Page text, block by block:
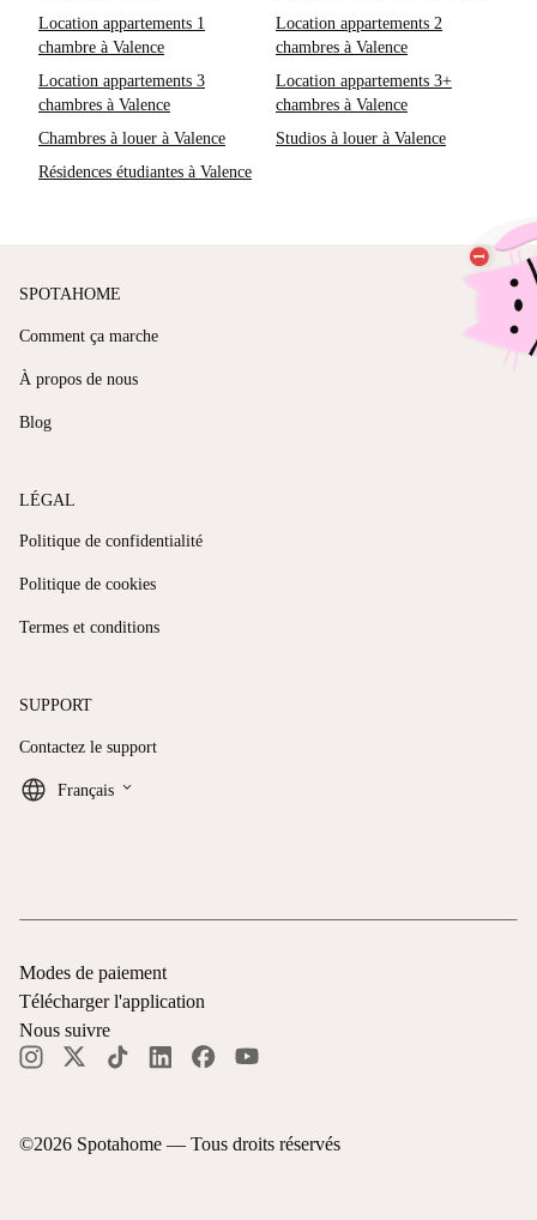
Location appartements 1
chambre à Valence
Location appartements 2
chambres à Valence
Location appartements 3
chambres à Valence
Location appartements 3+
chambres à Valence
Chambres à louer à Valence
Studios à louer à Valence
Résidences étudiantes à Valence
SPOTAHOME
Comment ça marche
À propos de nous
Blog
LÉGAL
Politique de confidentialité
Politique de cookies
Termes et conditions
SUPPORT
Contactez le support
Français keyboard_arrow_down
©2026 Spotahome — Tous droits réservés
Modes de paiement
Télécharger l'application
Nous suivre